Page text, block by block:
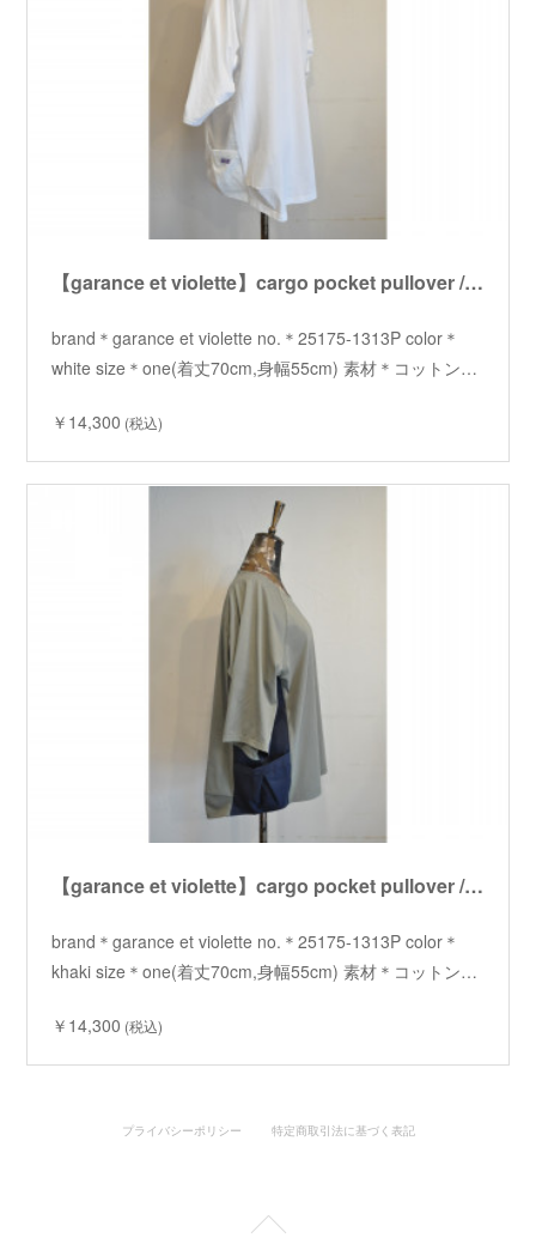
【garance et violette】cargo pocket pullover /【ギャランスエトヴィオレット】カーゴポケットプルオーバー
brand＊garance et violette no.＊25175-1313P color＊
white size＊one(着丈70cm,身幅55cm) 素材＊コットン…
￥14,300 (税込)
【garance et violette】cargo pocket pullover /【ギャランスエトヴィオレット】カーゴポケットプルオーバー
brand＊garance et violette no.＊25175-1313P color＊
khaki size＊one(着丈70cm,身幅55cm) 素材＊コットン…
￥14,300 (税込)
プライバシーポリシー 特定商取引法に基づく表記